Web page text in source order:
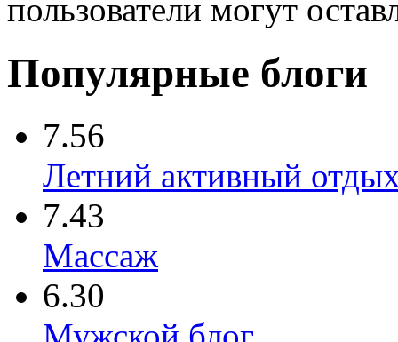
пользователи могут
Популярные блоги
7.56
Летний активный
7.43
Массаж
6.30